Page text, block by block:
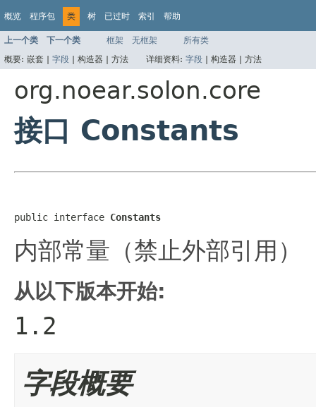
概览 程序包 类 树 已过时 索引 帮助
上一个类 下一个类 框架 无框架
所有类
概要: 嵌套 | 字段 | 构造器 | 方法 详细资料: 字段 | 构造器 | 方法
org.noear.solon.core
接口 Constants
public interface Constants
内部常量（禁止外部引用）
从以下版本开始:
1.2
字段概要